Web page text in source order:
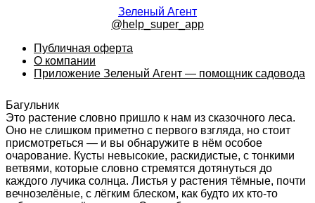
Зеленый Агент
@help_super_app
Публичная оферта
О компании
Приложение Зеленый Агент — помощник садовода
Багульник
Это растение словно пришло к нам из сказочного леса.
Оно не слишком приметно с первого взгляда, но стоит
присмотреться — и вы обнаружите в нём особое
очарование. Кусты невысокие, раскидистые, с тонкими
ветвями, которые словно стремятся дотянуться до
каждого лучика солнца. Листья у растения тёмные, почти
вечнозелёные, с лёгким блеском, как будто их кто-то